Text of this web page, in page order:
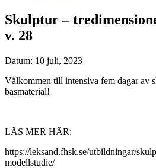
Skulptur –
v. 28
Datum: 10 juli, 2023
Välkommen till intensiva fem dagar av
basmaterial!
LÄS MER HÄR:
https://leksand.fhsk.se/utbildningar/
modellstudie/